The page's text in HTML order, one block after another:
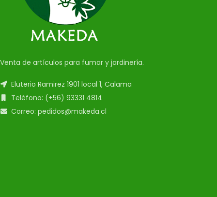
Venta de artículos para fumar y jardinería.
Eluterio Ramirez 1901 local 1, Calama
Teléfono: (+56) 93331 4814
Correo: pedidos@makeda.cl